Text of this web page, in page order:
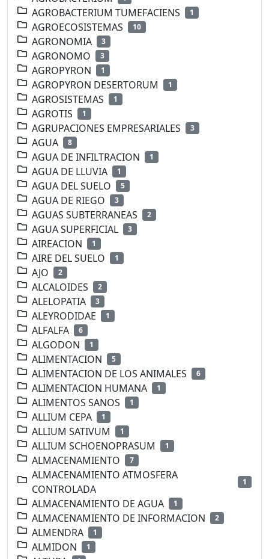
AGROBACTERIUM TUMEFACIENS 1
AGROECOSISTEMAS 10
AGRONOMIA 3
AGRONOMO 3
AGROPYRON 1
AGROPYRON DESERTORUM 1
AGROSISTEMAS 1
AGROTIS 1
AGRUPACIONES EMPRESARIALES 3
AGUA 8
AGUA DE INFILTRACION 1
AGUA DE LLUVIA 1
AGUA DEL SUELO 5
AGUA DE RIEGO 3
AGUAS SUBTERRANEAS 2
AGUA SUPERFICIAL 3
AIREACION 1
AIRE DEL SUELO 1
AJO 2
ALCALOIDES 2
ALELOPATIA 3
ALEYRODIDAE 1
ALFALFA 6
ALGODON 1
ALIMENTACION 5
ALIMENTACION DE LOS ANIMALES 6
ALIMENTACION HUMANA 1
ALIMENTOS SANOS 1
ALLIUM CEPA 1
ALLIUM SATIVUM 1
ALLIUM SCHOENOPRASUM 1
ALMACENAMIENTO 7
ALMACENAMIENTO ATMOSFERA
CONTROLADA
1
ALMACENAMIENTO DE AGUA 1
ALMACENAMIENTO DE INFORMACION 2
ALMENDRA 1
ALMIDON 1